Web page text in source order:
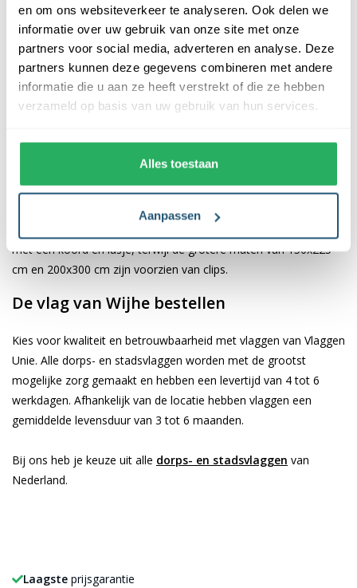
en om ons websiteverkeer te analyseren. Ook delen we
informatie over uw gebruik van onze site met onze
partners voor social media, adverteren en analyse. Deze
partners kunnen deze gegevens combineren met andere
informatie die u aan ze heeft verstrekt of die ze hebben
verzameld op basis van uw gebruik van hun services.
Alles toestaan
Aanpassen
De afwerking van onze vlaggen is van hoge kwaliteit. Ze zijn
voorzien van een sterke kopband en een dubbele stiknaad, wat
bijdraagt aan hun duurzaamheid en stevigheid. Wij bieden de
vlag vanWijheaan in verschillende afmetingen, namelijk 40x60
cm, 70x100 cm, 100x150 cm, 150x225 cm en 200x300 cm.
Afhankelijk van de afmetingen die je kiest, worden de vlaggen
voorzien van verschillende bevestigingsmogelijkheden. De
met een koord en lusje, terwijl de grotere maten van 150x225
cm en 200x300 cm zijn voorzien van clips.
De vlag van Wijhe bestellen
Kies voor kwaliteit en betrouwbaarheid met vlaggen van Vlaggen
Unie. Alle dorps- en stadsvlaggen worden met de grootst
mogelijke zorg gemaakt en hebben een levertijd van 4 tot 6
werkdagen. Afhankelijk van de locatie hebben vlaggen een
gemiddelde levensduur van 3 tot 6 maanden.
Bij ons heb je keuze uit alle dorps- en stadsvlaggen van
Nederland.
Laagste prijsgarantie